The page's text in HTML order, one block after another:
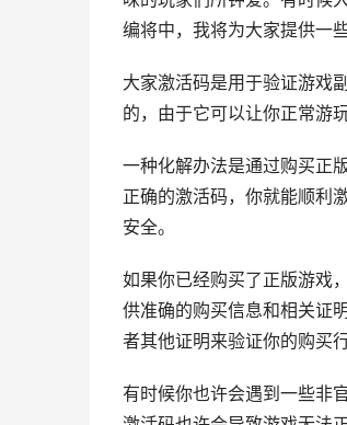
编将中，我将为大家提供一
大家激活码是用于验证游戏
的，由于它可以让你正常游
一种化解办法是通过购买正
正确的激活码，你就能顺利
安全。
如果你已经购买了正版游戏
供准确的购买信息和相关证
者其他证明来验证你的购买
有时候你也许会遇到一些非